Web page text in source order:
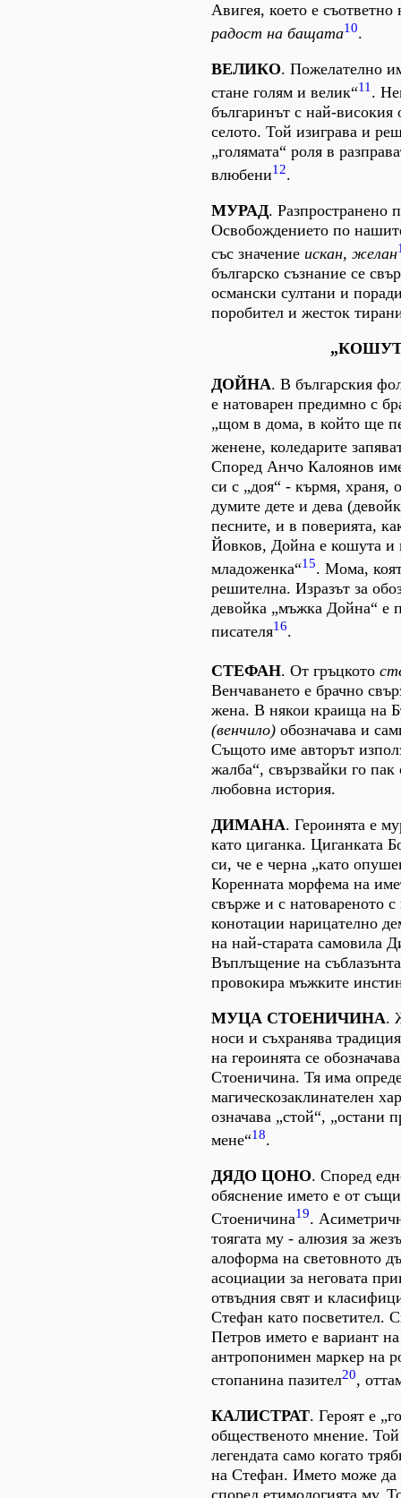
Авигея, което е съответно
радост на бащата10.
ВЕЛИКО. Пожелателно
стане голям и велик“11 .
българинът с най-високия
селото. Той изиграва и
„голямата“ роля в
влюбени12.
МУРАД. Разпространено
Освобождението по
със значение искан, желан
българско съзнание се
османски султани и
поробител и жесток
ДОЙНА. В българския
е натоварен предимно с
„щом в дома, в който ще
женене, коледарите
Според Анчо Калоянов
си с „доя“ - кърмя, храня,
думите дете и дева
песните, и в поверията,
Йовков, Дойна е кошута и
младоженка“15. Мома,
решителна. Изразът за
девойка „мъжка Дойна“ е
писателя16.
СТЕФАН. От гръцкото
Венчаването е брачно
жена. В някои краища на
(венчило) обозначава и
Същото име авторът
жалба“, свързвайки го пак
любовна история.
ДИМАНА. Героинята е
като циганка. Циганката
си, че е черна „като
Коренната морфема на
свърже и с натовареното с
конотации нарицателно
на най-старата самовила
Въплъщение на
провокира мъжките
МУЦА СТОЕНИЧИНА.
носи и съхранява
на героинята се
Стоеничина. Тя има
магическозаклинателен
означава „стой“, „остани
мене“18.
ДЯДО ЦОНО. Според
обяснение името е от
Стоеничина19.
тоягата му - алюзия за
алоформа на световното
асоциации за неговата
отвъдния свят и
Стефан като посветител.
Петров името е вариант
антропонимен маркер на
стопанина пазител20,
КАЛИСТРАТ. Героят е
общественото мнение. Той
легендата само когато
на Стефан. Името може да
според етимологията му.